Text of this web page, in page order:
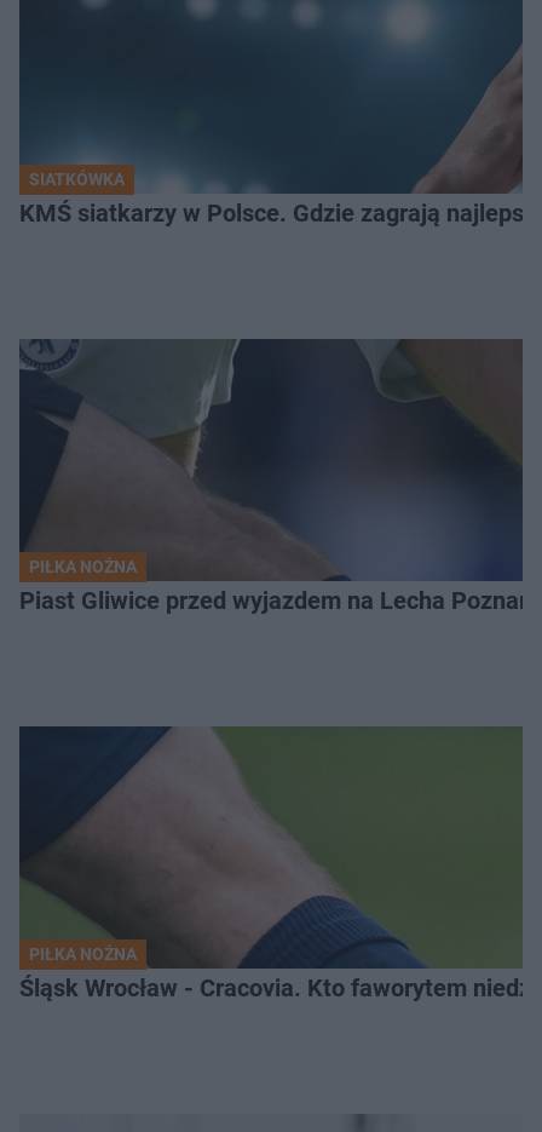
SIATKÓWKA
KMŚ siatkarzy w Polsce. Gdzie zagrają
PIŁKA NOŻNA
Piast Gliwice przed wyjazdem na Lecha
PIŁKA NOŻNA
Śląsk Wrocław - Cracovia. Kto faworytem